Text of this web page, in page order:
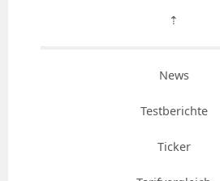
⇡
News
Testberichte
Ticker